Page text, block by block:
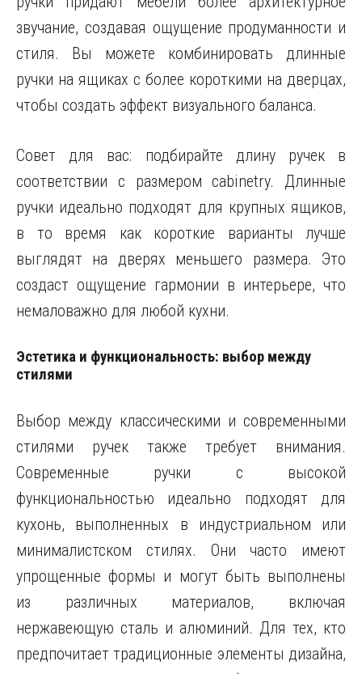
звучание, создавая ощущение продуманности и
стиля. Вы можете комбинировать длинные
ручки на ящиках с более короткими на дверцах,
чтобы создать эффект визуального баланса.
Совет для вас: подбирайте длину ручек в
соответствии с размером cabinetry. Длинные
ручки идеально подходят для крупных ящиков,
в то время как короткие варианты лучше
выглядят на дверях меньшего размера. Это
создаст ощущение гармонии в интерьере, что
немаловажно для любой кухни.
Эстетика и функциональность: выбор между
стилями
Выбор между классическими и современными
стилями ручек также требует внимания.
Современные ручки с высокой
функциональностью идеально подходят для
кухонь, выполненных в индустриальном или
минималистском стилях. Они часто имеют
упрощенные формы и могут быть выполнены
из различных материалов, включая
нержавеющую сталь и алюминий. Для тех, кто
предпочитает традиционные элементы дизайна,